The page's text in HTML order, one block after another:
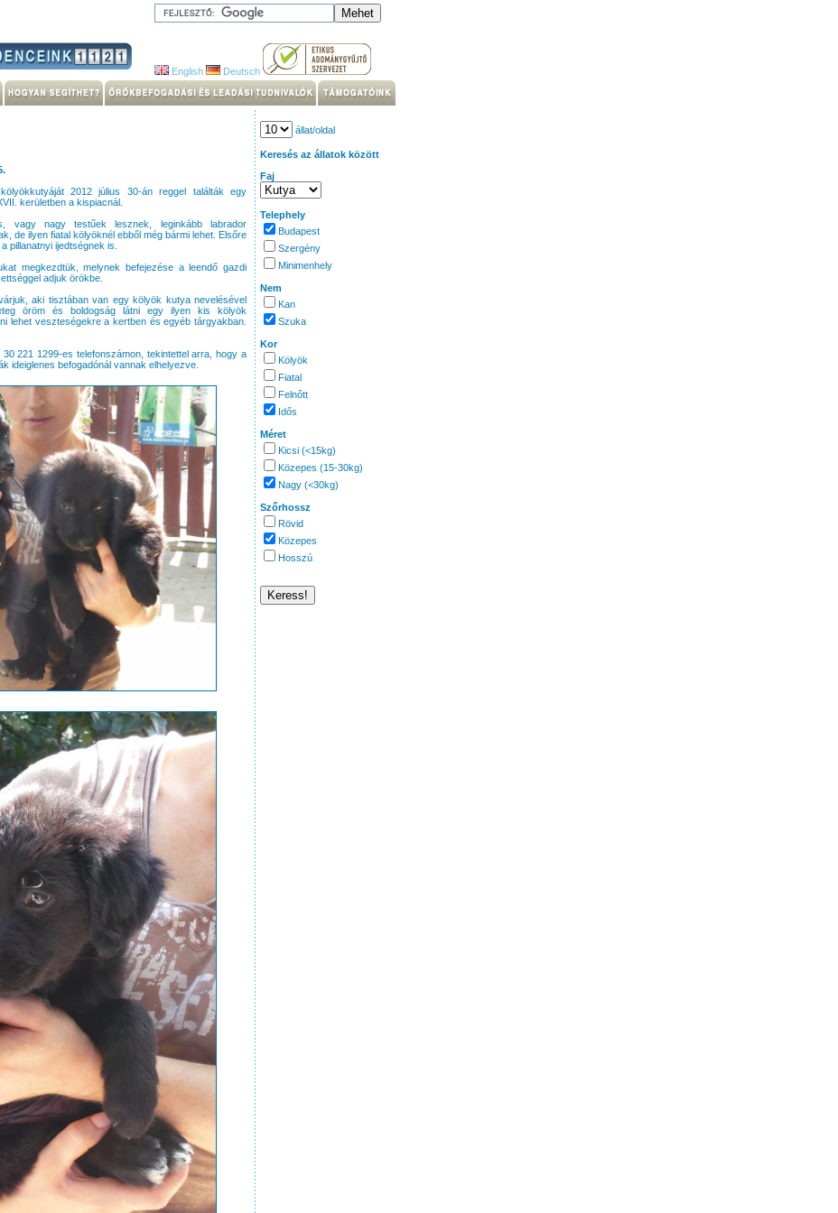
English Deutsch
2012 július 30-án reggel találták egy
kerületben a kispiacnál.
vagy nagy testűek lesznek, leginkább labrador
de ilyen fiatal kölyöknél ebből még bármi lehet. Elsőre
pillanatnyi ijedtségnek is.
megkezdtük, melynek befejezése a leendő gazdi
adjuk örökbe.
aki tisztában van egy kölyök kutya nevelésével
öröm és boldogság látni egy ilyen kis kölyök
lehet veszteségekre a kertben és egyéb tárgyakban.
221 1299-es telefonszámon, tekintettel arra, hogy a
ideiglenes befogadónál vannak elhelyezve.
állat/oldal
Keresés az állatok között
Faj
Telephely
Budapest
Szergény
Minimenhely
Nem
Kan
Szuka
Kor
Kölyök
Fiatal
Felnőtt
Idős
Méret
Kicsi (<15kg)
Közepes (15-30kg)
Nagy (<30kg)
Szőrhossz
Rövid
Közepes
Hosszú